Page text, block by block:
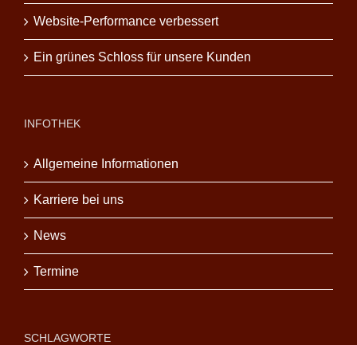
Website-Performance verbessert
Ein grünes Schloss für unsere Kunden
INFOTHEK
Allgemeine Informationen
Karriere bei uns
News
Termine
SCHLAGWORTE